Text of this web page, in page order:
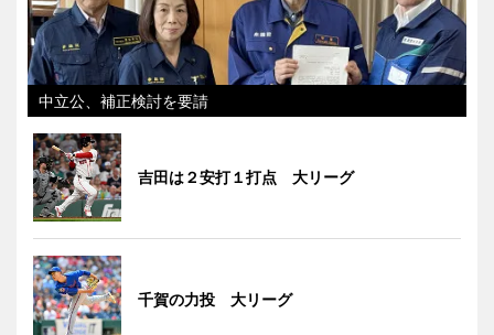
中立公、補正検討を要請
吉田は２安打１打点 大リーグ
千賀の力投 大リーグ